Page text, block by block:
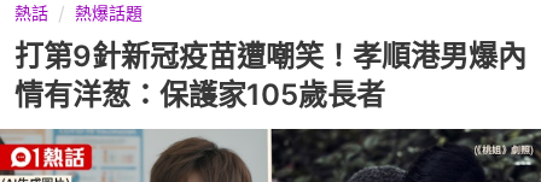
熱話 熱爆話題
打第9針新冠疫苗遭嘲笑！孝順港男爆內
情有洋葱：保護家105歲長者